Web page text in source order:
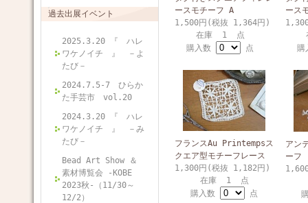
過去出展イベント
2025.3.20 『 ハレ
ワケノイチ 』 －よ
たび－
2024.7.5-7 ひらか
た手芸市 vol.20
2024.3.20 『 ハレ
ワケノイチ 』 －み
たび－
Bead Art Show ＆
素材博覧会 -KOBE
2023秋-（11/30～
12/2）
ースモチーフ A
1,500円(税抜 1,364円)
在庫 1 点
購入数
点
ース
フランスAu Printempsス
クエア型モチーフレース
1,300円(税抜 1,182円)
在庫 1 点
購入数
点
アン
ーフ